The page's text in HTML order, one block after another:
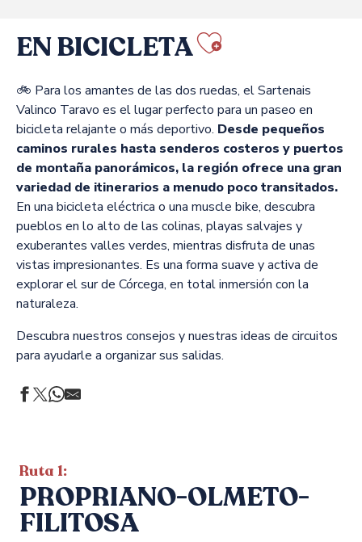
EN BICICLETA Ajouter
🚲 Para los amantes de las dos ruedas, el Sartenais
Valinco Taravo es el lugar perfecto para un paseo en
bicicleta relajante o más deportivo. Desde pequeños
caminos rurales hasta senderos costeros y puertos
de montaña panorámicos, la región ofrece una gran
variedad de itinerarios a menudo poco transitados.
En una bicicleta eléctrica o una muscle bike, descubra
pueblos en lo alto de las colinas, playas salvajes y
exuberantes valles verdes, mientras disfruta de unas
vistas impresionantes. Es una forma suave y activa de
explorar el sur de Córcega, en total inmersión con la
naturaleza.
Descubra nuestros consejos y nuestras ideas de circuitos
para ayudarle a organizar sus salidas.
Ruta 1:
PROPRIANO-OLMETO-
FILITOSA